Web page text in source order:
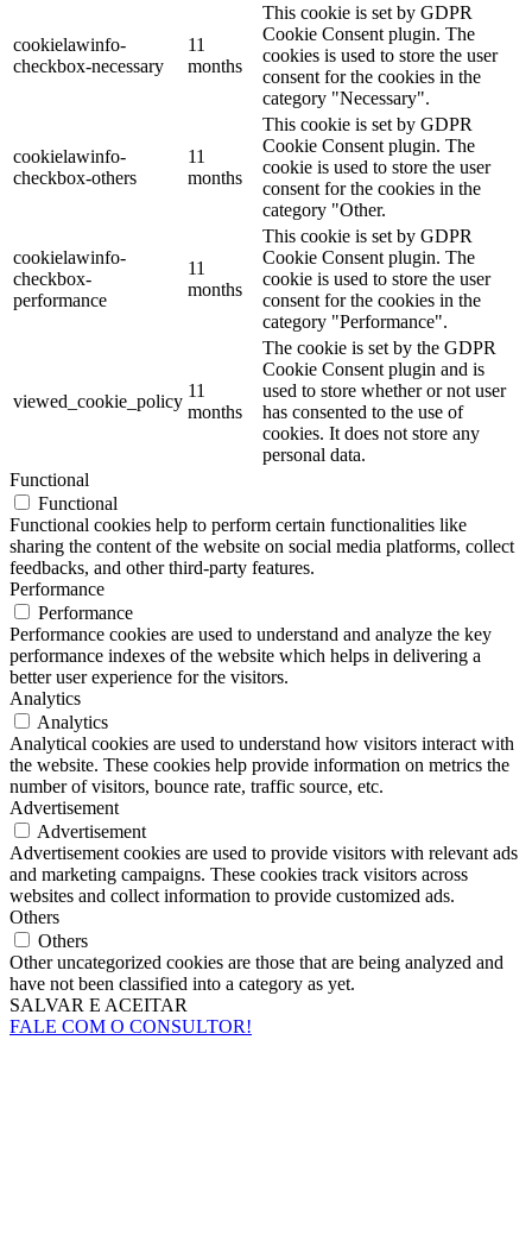
cookielawinfo-
checkbox-necessary
11
months
This cookie is set by GDPR
Cookie Consent plugin. The
cookies is used to store the user
consent for the cookies in the
category "Necessary".
cookielawinfo-
checkbox-others
11
months
This cookie is set by GDPR
Cookie Consent plugin. The
cookie is used to store the user
consent for the cookies in the
category "Other.
cookielawinfo-
checkbox-
performance
11
months
This cookie is set by GDPR
Cookie Consent plugin. The
cookie is used to store the user
consent for the cookies in the
category "Performance".
viewed_cookie_policy
11
months
The cookie is set by the GDPR
Cookie Consent plugin and is
used to store whether or not user
has consented to the use of
cookies. It does not store any
personal data.
Functional
Functional
Functional cookies help to perform certain functionalities like
sharing the content of the website on social media platforms, collect
feedbacks, and other third-party features.
Performance
Performance
Performance cookies are used to understand and analyze the key
performance indexes of the website which helps in delivering a
better user experience for the visitors.
Analytics
Analytics
Analytical cookies are used to understand how visitors interact with
the website. These cookies help provide information on metrics the
number of visitors, bounce rate, traffic source, etc.
Advertisement
Advertisement
Advertisement cookies are used to provide visitors with relevant ads
and marketing campaigns. These cookies track visitors across
websites and collect information to provide customized ads.
Others
Others
Other uncategorized cookies are those that are being analyzed and
have not been classified into a category as yet.
SALVAR E ACEITAR
FALE COM O CONSULTOR!